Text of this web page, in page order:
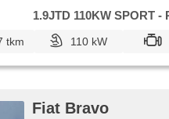
1.9JTD 110KW SPORT -
tkm 110 kW
Fiat Bravo